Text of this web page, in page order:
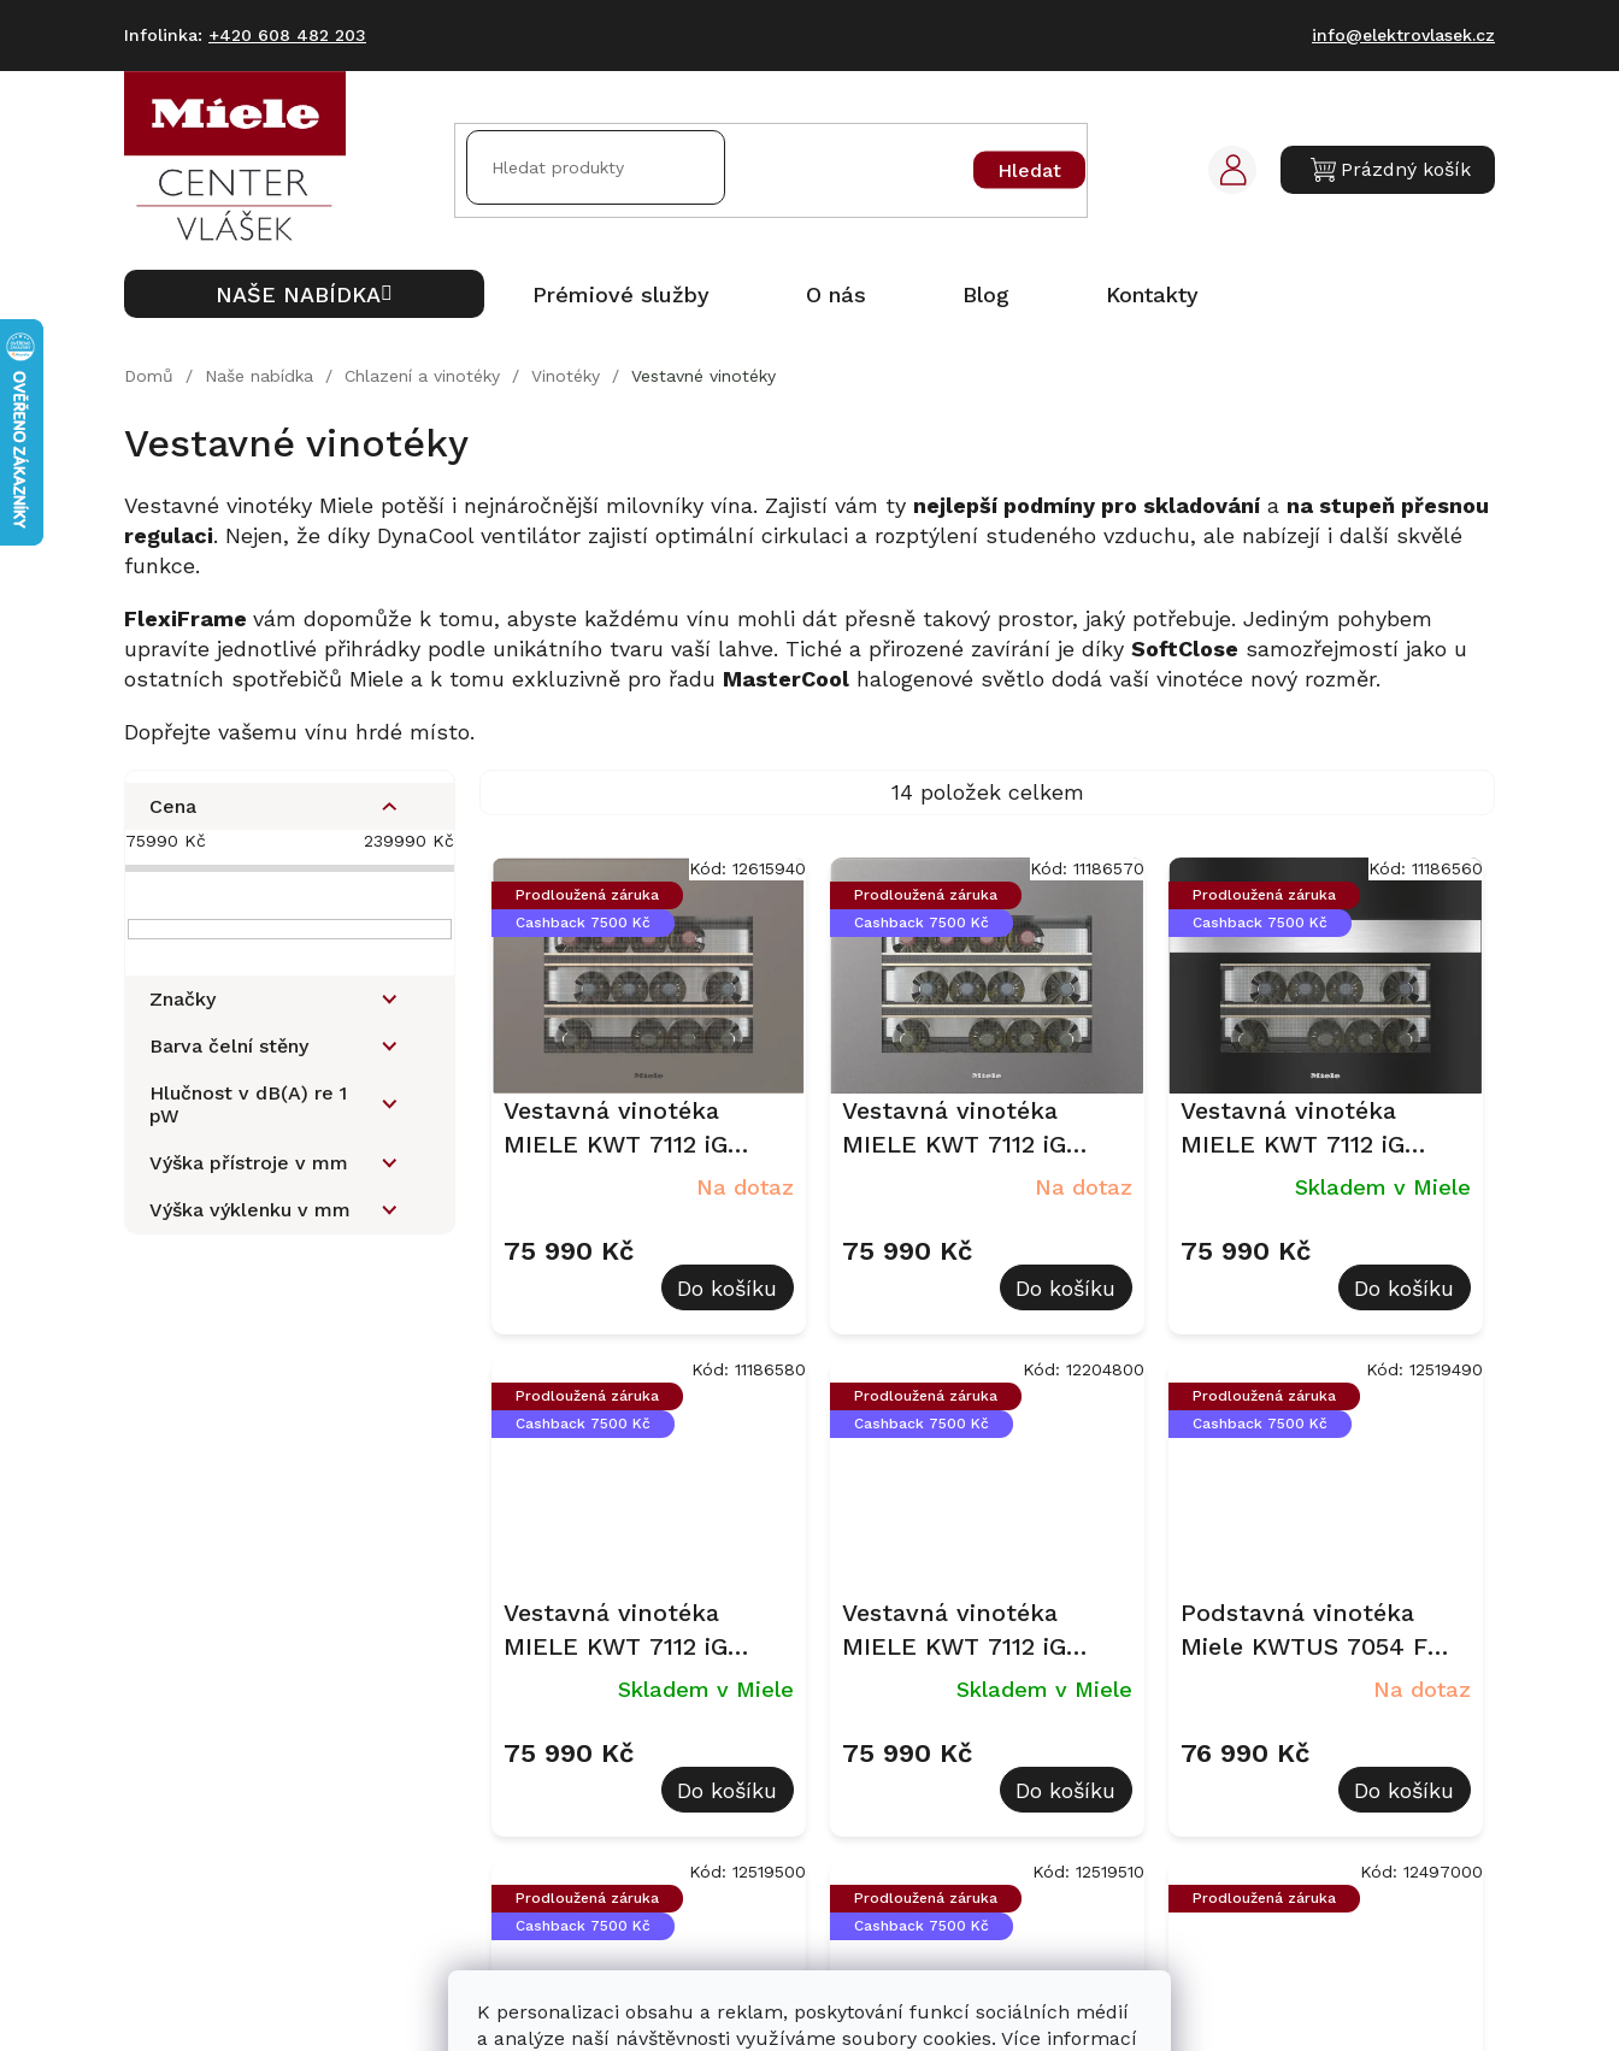
K personalizaci obsahu a reklam, poskytování funkcí sociálních médií
a analýze naší návštěvnosti využíváme soubory cookies. Více informací
+420 608 482 203 info@elektrovlasek.cz
Hledat
NÁKUPNÍ
Prázdný košík
NAŠE NABÍDKA Prémiové služby O nás Blog Kontakty
Domů / Naše nabídka / Chlazení a vinotéky / Vinotéky / Vestavné vinotéky
Vestavné vinotéky
Vestavné vinotéky Miele potěší i nejnáročnější milovníky vína. Zajistí vám ty nejlepší podmíny pro skladování a na stupeň přesnou
regulaci. Nejen, že díky DynaCool ventilátor zajistí optimální cirkulaci a rozptýlení studeného vzduchu, ale nabízejí i další skvělé
funkce.
FlexiFrame vám dopomůže k tomu, abyste každému vínu mohli dát přesně takový prostor, jaký potřebuje. Jediným pohybem
upravíte jednotlivé přihrádky podle unikátního tvaru vaší lahve. Tiché a přirozené zavírání je díky SoftClose samozřejmostí jako u
ostatních spotřebičů Miele a k tomu exkluzivně pro řadu MasterCool halogenové světlo dodá vaší vinotéce nový rozměr.
Dopřejte vašemu vínu hrdé místo.
s
t
a
n
Cena
75990 Kč 239990 Kč
Značky
Barva čelní stěny
Hlučnost v dB(A) re 1
pW
Výška přístroje v mm
Výška výklenku v mm
14 položek celkem
V
p
Prodloužená záruka
Cashback 7500 Kč
Vestavná vinotéka
MIELE KWT 7112 iG
Na dotaz
75 990 Kč
Do košíku
Kód: 12615940
Prodloužená záruka
Cashback 7500 Kč
Vestavná vinotéka
MIELE KWT 7112 iG
Grafitově šedá - sklo
Na dotaz
75 990 Kč
Do košíku
Kód: 11186570
Prodloužená záruka
Cashback 7500 Kč
Vestavná vinotéka
MIELE KWT 7112 iG
Nerez CleanSteel - sklo
Skladem v Miele
75 990 Kč
Do košíku
Kód: 11186560
Prodloužená záruka
Cashback 7500 Kč
Vestavná vinotéka
MIELE KWT 7112 iG
Obsidian černá - sklo
Skladem v Miele
75 990 Kč
Do košíku
Kód: 11186580
Prodloužená záruka
Cashback 7500 Kč
Vestavná vinotéka
MIELE KWT 7112 iG
Obsidian černá, matná
Skladem v Miele
75 990 Kč
Do košíku
Kód: 12204800
Prodloužená záruka
Cashback 7500 Kč
Podstavná vinotéka
Miele KWTUS 7054 F
Na dotaz
76 990 Kč
Do košíku
Kód: 12519490
Prodloužená záruka
Cashback 7500 Kč
Kód: 12519500
Prodloužená záruka
Cashback 7500 Kč
Kód: 12519510
Prodloužená záruka
Kód: 12497000